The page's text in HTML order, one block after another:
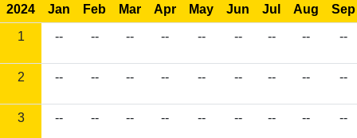
2024 Jan Feb Mar Apr May Jun Jul Aug
Sep
1
-- -- -- -- -- -- -- -- --
2 -- -- -- -- -- -- -- -- --
3 -- -- -- -- -- -- -- -- --